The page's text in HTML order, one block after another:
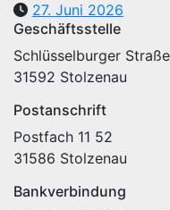
27. Juni 2026
Geschäftsstelle
Schlüsselburger
31592 Stolzenau
Postanschrift
Postfach 11 52
31586 Stolzenau
Bankverbindung